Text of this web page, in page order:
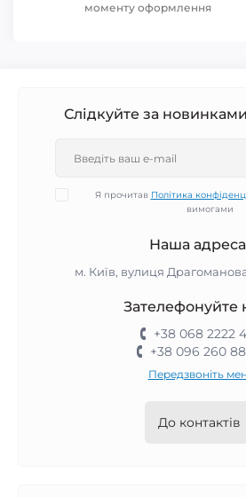
моменту оформлення
Слідкуйте за
Я прочитав Політика
вимогами
Наша
м. Київ, вулиця
Зателефонуйте
+38 068 2222
+38 096 260
Передзвоніть
До контактів